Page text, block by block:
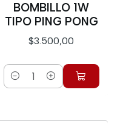
BOMBILLO 1W
TIPO PING PONG
$3.500,00
Cantidad